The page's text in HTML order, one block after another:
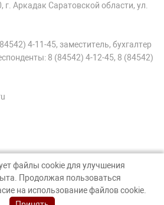
г. Аркадак Саратовской области, ул.
4-11-45, заместитель, бухгалтер
8 (84542) 4-12-45, 8 (84542)
файлы cookie для улучшения
Продолжая пользоваться
на использование файлов cookie.